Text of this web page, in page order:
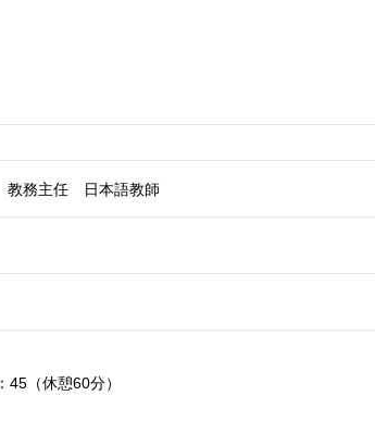
教務主任 日本語教師
45（休憩60分）